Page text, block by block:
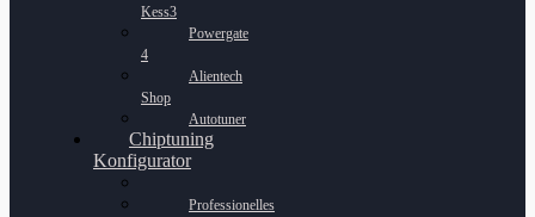
Kess3
Powergate
4
Alientech
Shop
Autotuner
Chiptuning
Konfigurator
Professionelles